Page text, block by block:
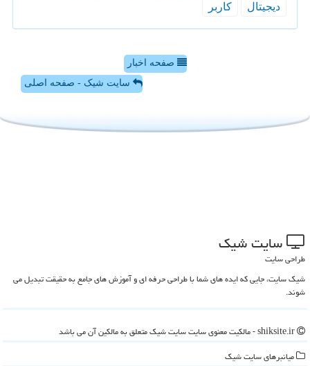
دیجیتال
كاربر
صفحه اخبار
سایت شیک - صفحه اصلی
سایت شیك
طراحی سایت
شیک سایت، جایی که ایده های شما با طراحی حرفه ای و آموزش های جامع به حقیقت تبدیل می
شوند.
میانبرهای سایت شیك